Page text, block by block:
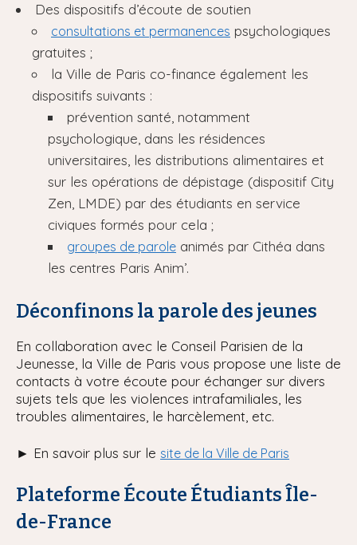
Des dispositifs d’écoute de soutien
consultations et permanences psychologiques
gratuites ;
la Ville de Paris co-finance également les
dispositifs suivants :
prévention santé, notamment
psychologique, dans les résidences
universitaires, les distributions alimentaires et
sur les opérations de dépistage (dispositif City
Zen, LMDE) par des étudiants en service
civiques formés pour cela ;
groupes de parole animés par Cithéa dans
les centres Paris Anim’.
Déconfinons la parole des jeunes
En collaboration avec le Conseil Parisien de la
Jeunesse, la Ville de Paris vous propose une liste de
contacts à votre écoute pour échanger sur divers
sujets tels que les violences intrafamiliales, les
troubles alimentaires, le harcèlement, etc.
► En savoir plus sur le site de la Ville de Paris
Plateforme Écoute Étudiants Île-
de-France